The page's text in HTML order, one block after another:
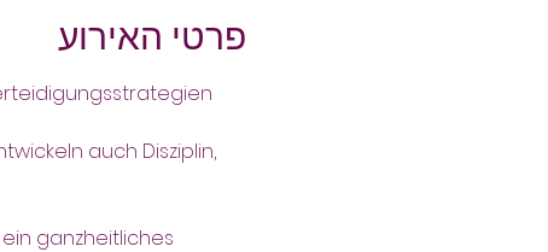
פרטי האירוע
auch Disziplin,